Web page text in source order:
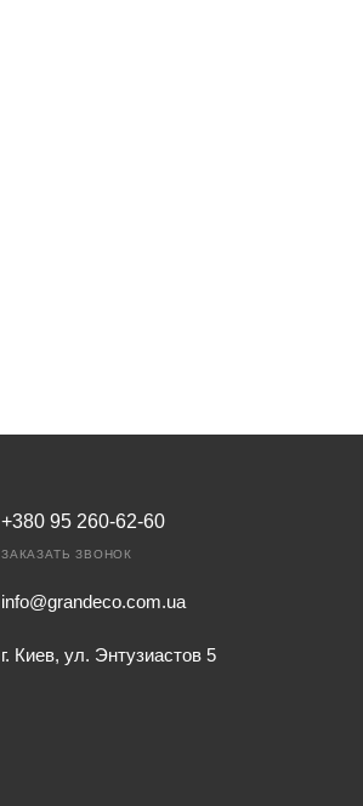
+380 95 260-62-60
ЗАКАЗАТЬ ЗВОНОК
info@grandeco.com.ua
г. Киев, ул. Энтузиастов 5